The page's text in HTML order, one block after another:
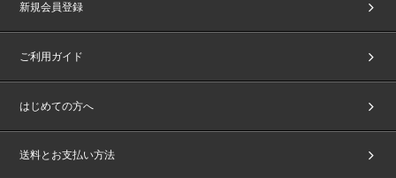
新規会員登録
ご利用ガイド
はじめての方へ
送料とお支払い方法